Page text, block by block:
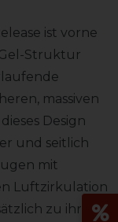
ist vorne
Struktur
massiven
Design
und seitlich
mit
Luftzirkulation
zu ihrem